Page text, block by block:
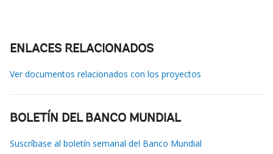
ENLACES RELACIONADOS
Ver documentos relacionados con los proyectos
BOLETÍN DEL BANCO MUNDIAL
Suscríbase al boletín semanal del Banco Mundial